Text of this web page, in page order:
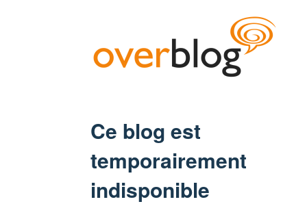
Ce blog est
temporairement
indisponible